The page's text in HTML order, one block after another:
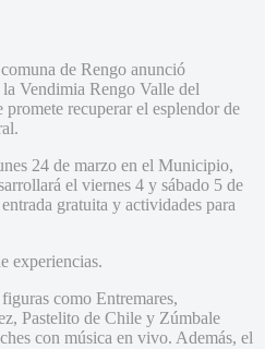
de Rengo anunció
Vendimia Rengo Valle del
recuperar el esplendor de
24 de marzo en el Municipio,
el viernes 4 y sábado 5 de
gratuita y actividades para
experiencias.
como Entremares,
Pastelito de Chile y Zúmbale
con música en vivo. Además, el